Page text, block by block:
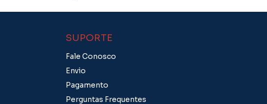
SUPORTE
Fale Conosco
Envio
Pagamento
Perguntas Frequentes